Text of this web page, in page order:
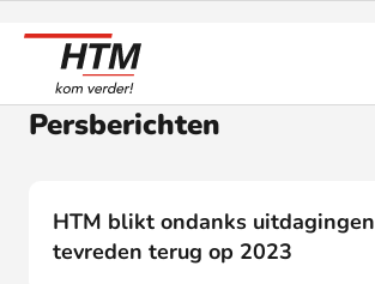
Persberichten
HTM blikt ondanks uitdagingen
tevreden terug op 2023